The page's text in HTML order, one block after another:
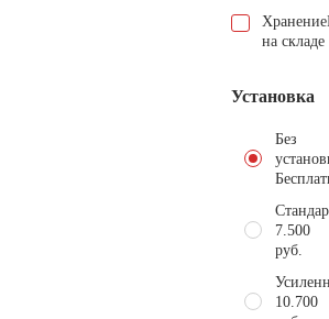
Хранение
на складе
Установка
Без
7.500
руб.
10.700